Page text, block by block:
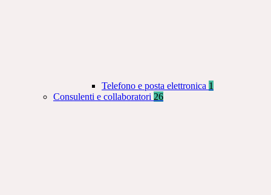
Telefono e posta elettronica 1
Consulenti e collaboratori 26